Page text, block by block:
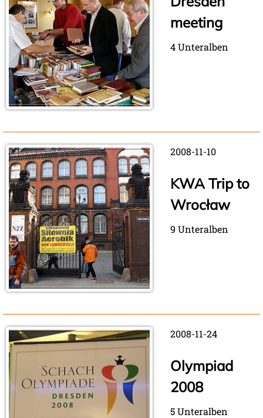
meeting
4 Unteralben
2008-11-10
KWA Trip to
Wrocław
9 Unteralben
2008-11-24
Olympiad
2008
5 Unteralben